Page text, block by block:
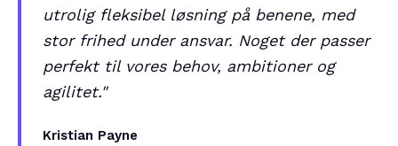
utrolig fleksibel løsning på benene, med
stor frihed under ansvar. Noget der passer
perfekt til vores behov, ambitioner og
agilitet."
Kristian Payne